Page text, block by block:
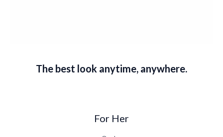
The best look anytime, anywhere.
For Her